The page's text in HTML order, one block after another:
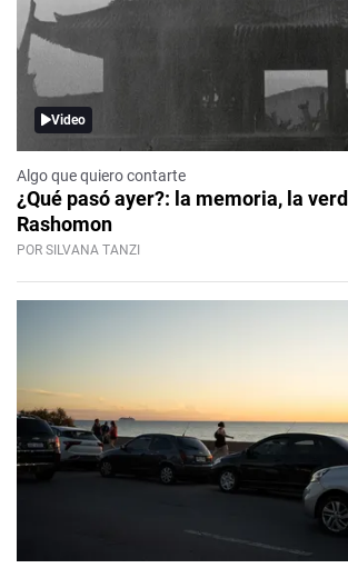
Video
Algo que quiero contarte
¿Qué pasó ayer?: la memoria, la
Rashomon
POR SILVANA TANZI